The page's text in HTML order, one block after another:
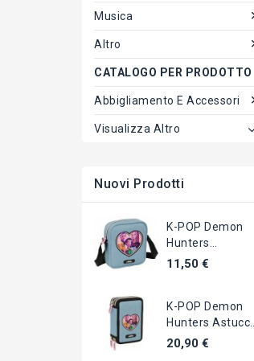
Musica
Altro
CATALOGO PER PRODOTTO
Abbigliamento E Accessori
Visualizza Altro
Nuovi Prodotti
K-POP Demon
Hunters
BORSETTA
11,50 €
K-POP Demon
Hunters Astuccio
Portapenne 3...
20,90 €